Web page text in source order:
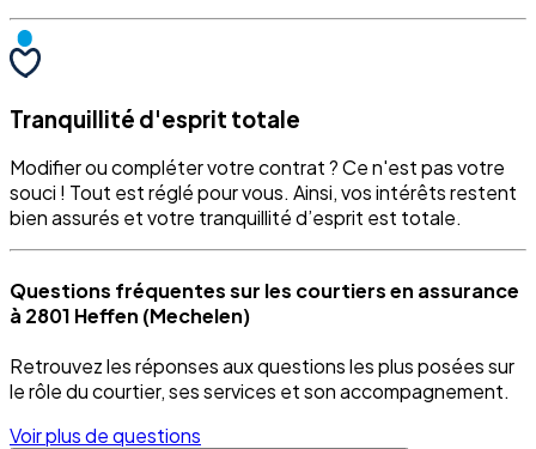
Tranquillité d'esprit totale
Modifier ou compléter votre contrat ? Ce n'est pas votre
souci ! Tout est réglé pour vous. Ainsi, vos intérêts restent
bien assurés et votre tranquillité d’esprit est totale.
Questions fréquentes sur les courtiers en assurance
à 2801 Heffen (Mechelen)
Retrouvez les réponses aux questions les plus posées sur
le rôle du courtier, ses services et son accompagnement.
Voir plus de questions